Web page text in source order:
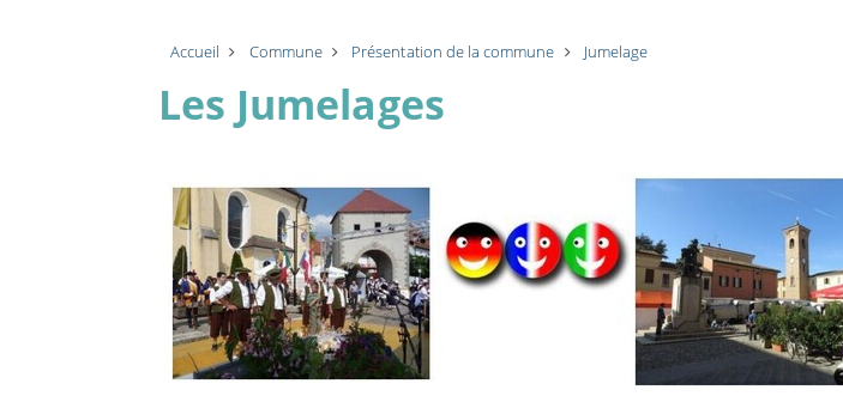
Accueil Commune Présentation de la commune Jumelage
Les Jumelages